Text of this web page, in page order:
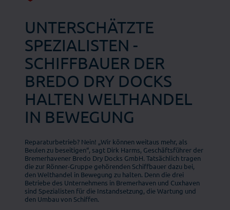
UNTERSCHÄTZTE
SPEZIALISTEN -
SCHIFFBAUER DER
BREDO DRY DOCKS
HALTEN WELTHANDEL
IN BEWEGUNG
Reparaturbetrieb? Nein! „Wir können weitaus mehr, als
Beulen zu beseitigen“, sagt Dirk Harms, Geschäftsführer der
Bremerhavener Bredo Dry Docks GmbH. Tatsächlich tragen
die zur Rönner-Gruppe gehörenden Schiffbauer dazu bei,
den Welthandel in Bewegung zu halten. Denn die drei
Betriebe des Unternehmens in Bremerhaven und Cuxhaven
sind Spezialisten für die Instandsetzung, die Wartung und
den Umbau von Schiffen.